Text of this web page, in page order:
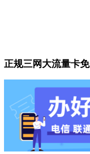
正规三网大流量卡